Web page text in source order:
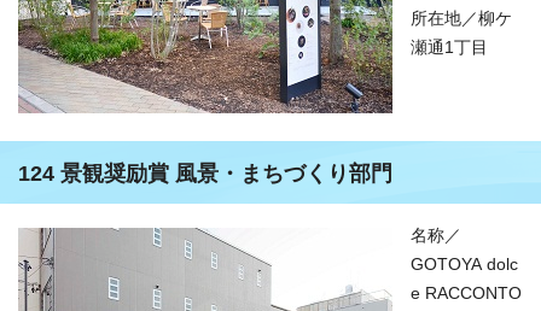
所在地／柳ケ
瀬通1丁目
124 景観奨励賞 風景・まちづくり部門
名称／
GOTOYA dolc
e RACCONTO